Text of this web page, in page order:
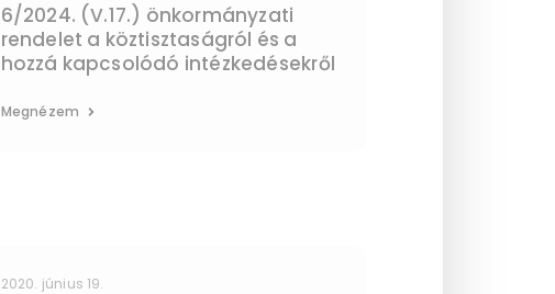
6/2024. (V.17.) önkormányzati
rendelet a köztisztaságról és a
hozzá kapcsolódó intézkedésekről
Megnézem
2020. június 19.